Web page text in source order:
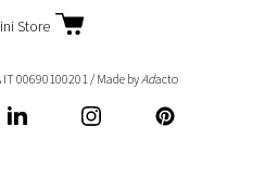
Store
00690100201 / Made by Adacto